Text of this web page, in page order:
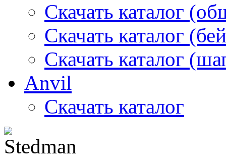
Скачать каталог
Скачать каталог
Скачать каталог
Anvil
Скачать каталог